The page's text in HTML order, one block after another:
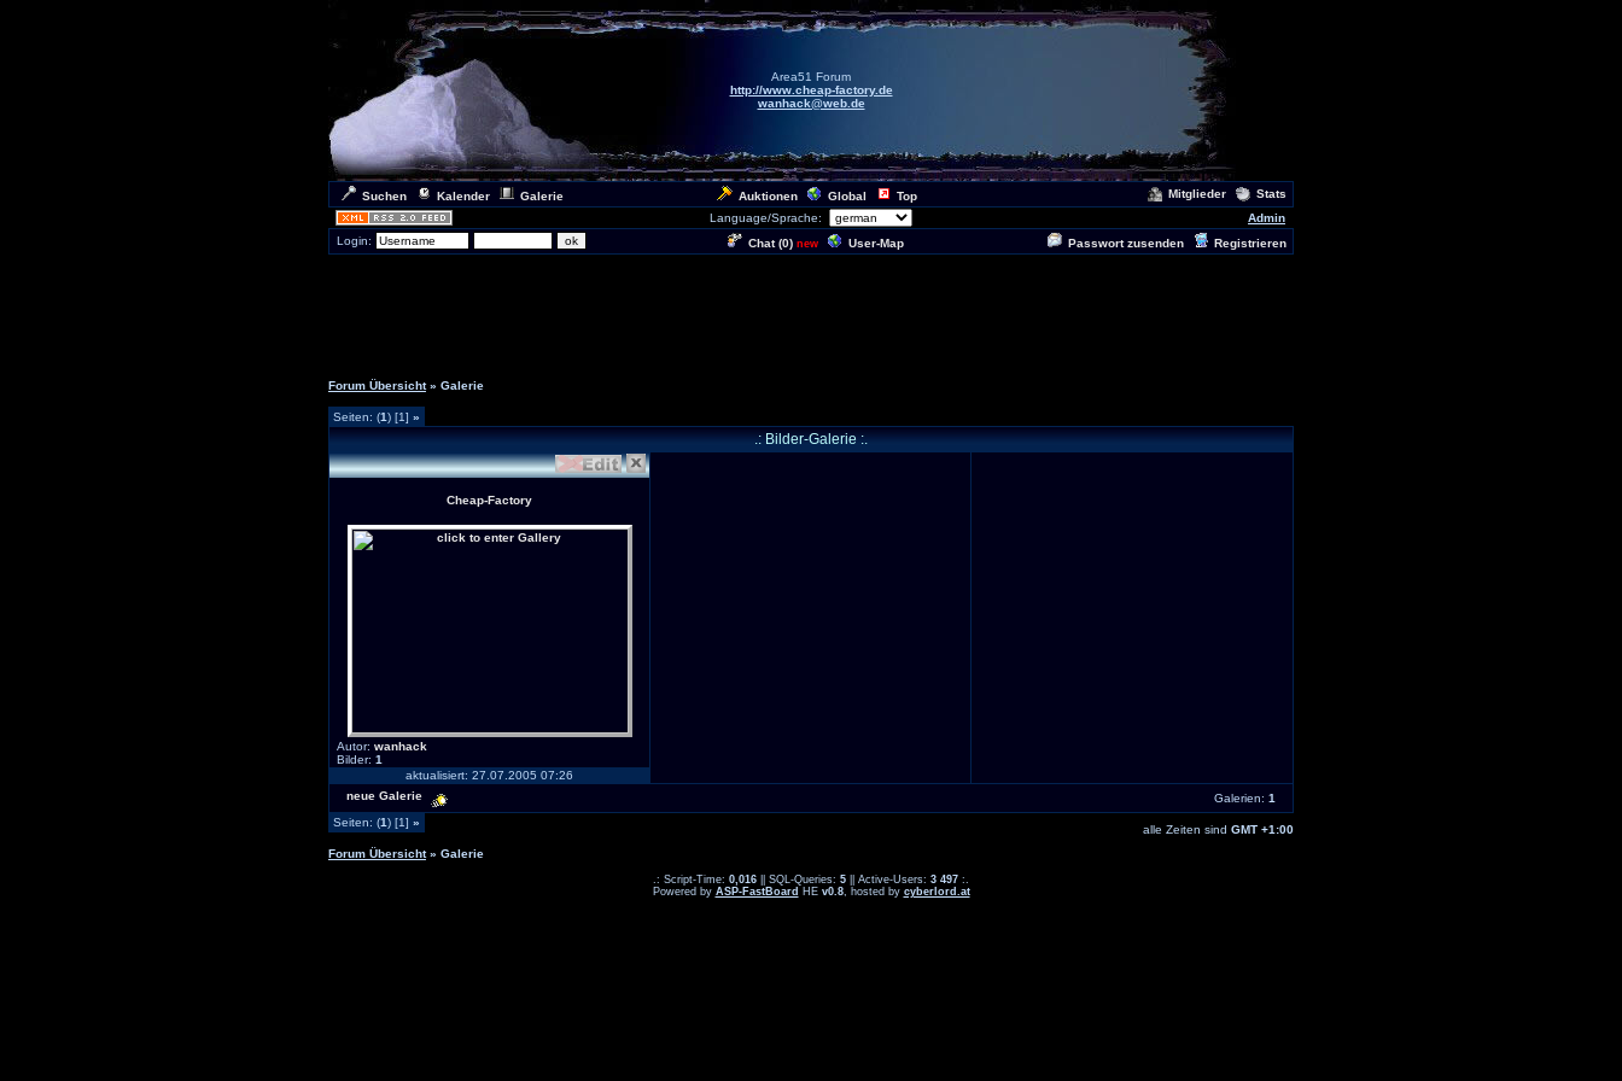
Area51 Forum
http://www.cheap-factory.de
wanhack@web.de
Suchen Kalender Galerie Auktionen Global Top Mitglieder
Stats
Language/Sprache:
Admin
Login:
Chat (0) new User-Map Passwort zusenden Registrieren
Forum Übersicht» Galerie
Seiten: (1) [1] »
.: Bilder-Galerie :.
Cheap-Factory
Autor: wanhack
Bilder: 1
aktualisiert: 27.07.2005 07:26
neue Galerie
Galerien: 1
Seiten: (1) [1] »
alle Zeiten sind GMT +1:00
Forum Übersicht» Galerie
.: Script-Time: 0,016 || SQL-Queries: 5 || Active-Users: 3 497 :.
Powered by ASP-FastBoard HE v0.8, hosted by cyberlord.at